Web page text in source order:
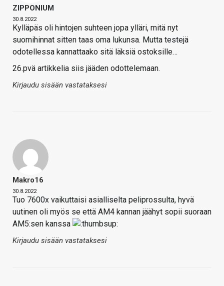
ZIPPONIUM
30.8.2022
Kylläpäs oli hintojen suhteen jopa ylläri, mitä nyt
suomihinnat sitten taas oma lukunsa. Mutta testejä
odotellessa kannattaako sitä läksiä ostoksille…
26.pvä artikkelia siis jääden odottelemaan.
Kirjaudu sisään vastataksesi
Makro16
30.8.2022
Tuo 7600x vaikuttaisi asialliselta peliprossulta, hyvä
uutinen oli myös se että AM4 kannan jäähyt sopii suoraan
AM5:sen kanssa
Kirjaudu sisään vastataksesi